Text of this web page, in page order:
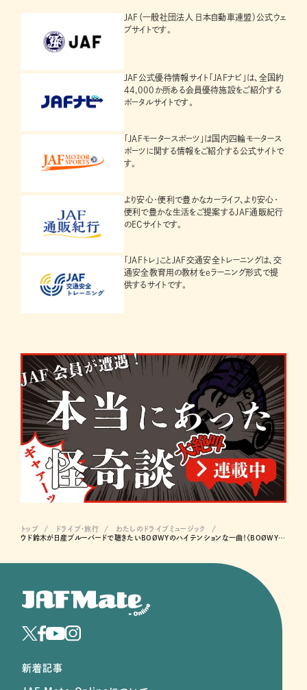
JAF（一般社団法人 日本自動車連盟）公式ウェ
ブサイトです。
JAF公式優待情報サイト「JAFナビ」は、全国約
44,000か所ある会員優待施設をご紹介する
ポータルサイトです。
「JAFモータースポーツ」は国内四輪モータース
ポーツに関する情報をご紹介する公式サイトで
す。
より安心・便利で豊かなカーライフ、より安心・
便利で豊かな生活をご提案するJAF通販紀行
のECサイトです。
「JAFトレ」ことJAF交通安全トレーニングは、交
通安全教育用の教材をeラーニング形式で提
供するサイトです。
トップ ドライブ･旅行
わたしのドライブミュージック
ウド鈴木が日産ブルーバードで聴きたいBOØWYのハイテンションな一曲！〈BOØWY / B・BLUE〉
新着記事